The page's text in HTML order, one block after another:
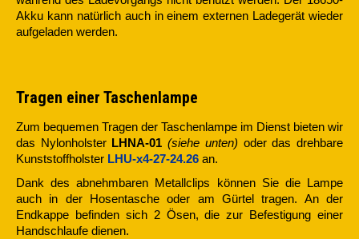
Akku kann natürlich auch in einem externen Ladegerät wieder
aufgeladen werden.
Tragen einer Taschenlampe
Zum bequemen Tragen der Taschenlampe im Dienst bieten wir
das Nylonholster LHNA-01 (siehe unten) oder das drehbare
Kunststoffholster LHU-x4-27-24.26 an.
Dank des abnehmbaren Metallclips können Sie die Lampe
auch in der Hosentasche oder am Gürtel tragen. An der
Endkappe befinden sich 2 Ösen, die zur Befestigung einer
Handschlaufe dienen.